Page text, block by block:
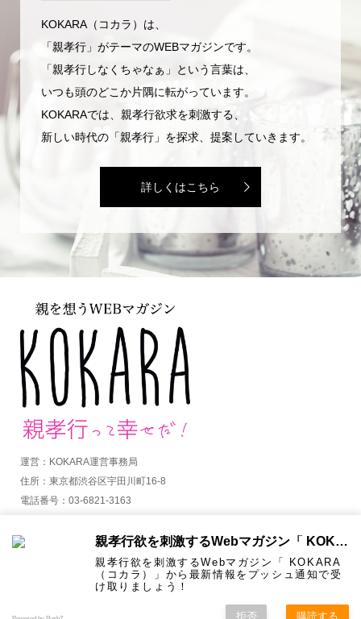
KOKARA（コカラ）は、
「親孝行」がテーマのWEBマガジンです。
「親孝行しなくちゃなぁ」という言葉は、
いつも頭のどこか片隅に転がっています。
KOKARAでは、親孝行欲求を刺激する、
新しい時代の「親孝行」を探求、提案していきます。
詳しくはこちら
運営：KOKARA運営事務局
住所：東京都渋谷区宇田川町16-8
電話番号：03-6821-3163
KOKARA. All Rights Reserved.
親孝行欲を刺激するWebマガジン「 KOKARA（コカラ）」から通知を受け取る
親孝行欲を刺激するWebマガジン「 KOKARA
（コカラ）」から最新情報をプッシュ通知で受
け取りましょう！
拒否 購読する